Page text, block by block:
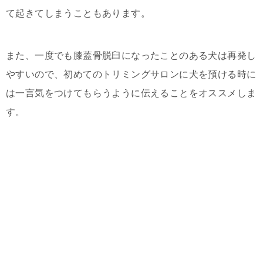
て起きてしまうこともあります。
また、一度でも膝蓋骨脱臼になったことのある犬は再発し
やすいので、初めてのトリミングサロンに犬を預ける時に
は一言気をつけてもらうように伝えることをオススメしま
す。